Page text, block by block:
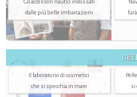
Gli accessori nautici indossati
dalle più belle imbarcazioni
Il laboratorio di cosmetici
che si specchia in mare
si